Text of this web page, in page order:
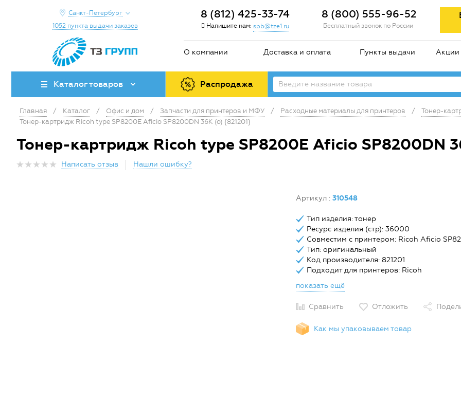
Санкт-Петербург
1052 пункта выдачи заказов
8 (812) 425-33-74
Напишите нам: spb@tze1.ru
8 (800) 555-96-52
Бесплатный звонок по России
О компании Доставка и оплата Пункты выдачи Акции
Каталог товаров Распродажа
Главная / Каталог / Офис и дом / Запчасти для принтеров и МФУ / Расходные материалы для принтеров / Тонер-
Тонер-картридж Ricoh tуре SP8200E Aficio SP8200DN 36K (o) {821201}
Тонер-картридж Ricoh tуре SP8200E Aficio SP8200DN
Написать отзыв Нашли ошибку?
Артикул : 310548
Тип изделия: тонер
Ресурс изделия (стр): 36000
Совместим с принтером: Ricoh Aficio
Тип: оригинальный
Код производителя: 821201
Подходит для принтеров: Ricoh
показать ещё
Сравнить Отложить
Как мы упаковываем товар